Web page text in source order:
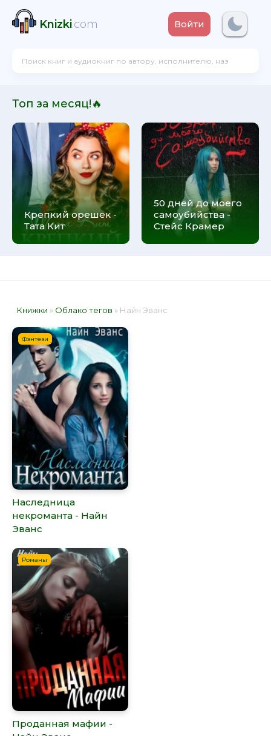
Knizki.com Войти
Топ за месяц!🔥
Крепкий орешек -
Тата Кит
50 дней до моего
самоубийства -
Стейс Крамер
Книжки » Облако тегов » Найн Эванс
Фэнтези
Наследница
некроманта - Найн
Эванс
Романы
Проданная мафии -